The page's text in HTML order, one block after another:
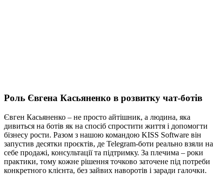
Роль Євгена Касьяненко в розвитку чат-ботів
Євген Касьяненко – не просто айтішник, а людина, яка
дивиться на ботів як на спосіб спростити життя і допомогти
бізнесу рости. Разом з нашою командою KISS Software він
запустив десятки проєктів, де Telegram-боти реально взяли на
себе продажі, консультації та підтримку. За плечима – роки
практики, тому кожне рішення точково заточене під потреби
конкретного клієнта, без зайвих наворотів і заради галочки.